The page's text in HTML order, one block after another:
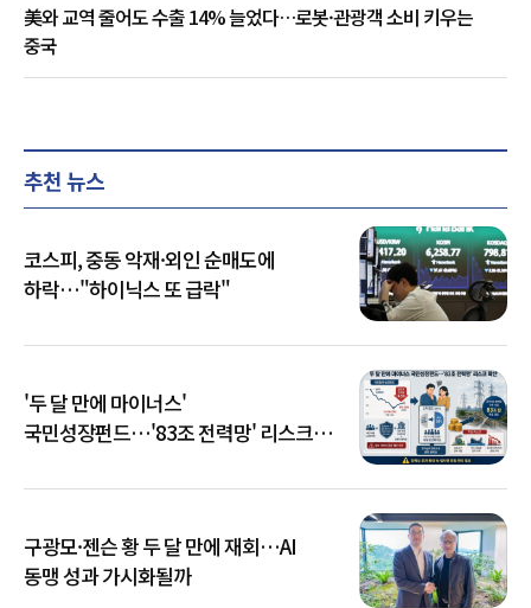
美와 교역 줄어도 수출 14% 늘었다…로봇·관광객 소비 키우는
중국
추천 뉴스
코스피, 중동 악재·외인 순매도에
하락…"하이닉스 또 급락"
'두 달 만에 마이너스'
국민성장펀드…'83조 전력망' 리스크
구광모·젠슨 황 두 달 만에 재회…AI
동맹 성과 가시화될까